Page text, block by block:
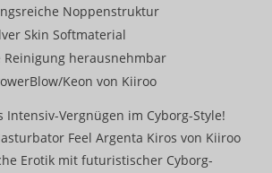
Noppenstruktur
Skin Softmaterial
Reinigung herausnehmbar
Keon von Kiiroo
Vergnügen im Cyborg-Style!
Feel Argenta Kiros von Kiiroo
Erotik mit futuristischer Cyborg-